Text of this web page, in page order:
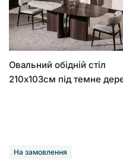
Овальний обідній стіл
210х103см під темне
На замовлення